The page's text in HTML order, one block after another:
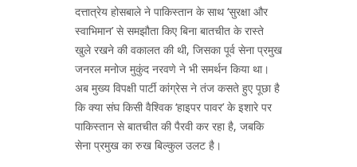
दत्तात्रेय होसबाले ने पाकिस्तान के साथ ‘सुरक्षा और
स्वाभिमान’ से समझौता किए बिना बातचीत के रास्ते
खुले रखने की वकालत की थी, जिसका पूर्व सेना प्रमुख
जनरल मनोज मुकुंद नरवणे ने भी समर्थन किया था।
अब मुख्य विपक्षी पार्टी कांग्रेस ने तंज कसते हुए पूछा है
कि क्या संघ किसी वैश्विक ‘हाइपर पावर’ के इशारे पर
पाकिस्तान से बातचीत की पैरवी कर रहा है, जबकि
सेना प्रमुख का रुख बिल्कुल उलट है।